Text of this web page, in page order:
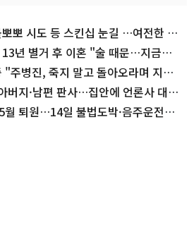
뽀 시도 등 스킨십 눈길 …여전한 비
년 별거 후 이혼 "술 때문…지금은
주병진, 죽지 말고 돌아오라며 지
버지·남편 판사…집안에 언론사 대
퇴원…14일 불법도박·음주운전